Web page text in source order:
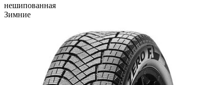
нешипованная
Зимние